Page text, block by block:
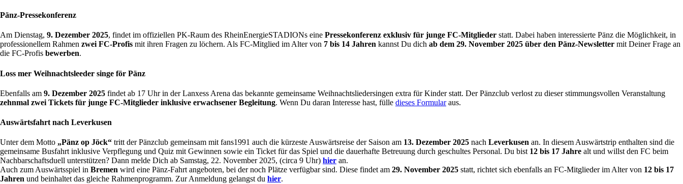
Pänz-Pressekonferenz
Am Dienstag, 9. Dezember 2025, findet im offiziellen PK-Raum des RheinEnergieSTADIONs eine Pressekonferenz exklusiv für junge FC-Mitglieder statt. Dabei haben interessierte Pänz die Möglichkeit, in
professionellem Rahmen zwei FC-Profis mit ihren Fragen zu löchern. Als FC-Mitglied im Alter von 7 bis 14 Jahren kannst Du dich ab dem 29. November 2025 über den Pänz-Newsletter mit Deiner Frage an
die FC-Profis bewerben.
Loss mer Weihnachtsleeder singe för Pänz
Ebenfalls am 9. Dezember 2025 findet ab 17 Uhr in der Lanxess Arena das bekannte gemeinsame Weihnachtsliedersingen extra für Kinder statt. Der Pänzclub verlost zu dieser stimmungsvollen Veranstaltung
zehnmal zwei Tickets für junge FC-Mitglieder inklusive erwachsener Begleitung. Wenn Du daran Interesse hast, fülle dieses Formularaus.
Auswärtsfahrt nach Leverkusen
Unter dem Motto „Pänz op Jöck“ tritt der Pänzclub gemeinsam mit fans1991 auch die kürzeste Auswärtsreise der Saison am 13. Dezember 2025 nach Leverkusen an. In diesem Auswärtstrip enthalten sind die
gemeinsame Busfahrt inklusive Verpflegung und Quiz mit Gewinnen sowie ein Ticket für das Spiel und die dauerhafte Betreuung durch geschultes Personal. Du bist 12 bis 17 Jahre alt und willst den FC beim
Nachbarschaftsduell unterstützen? Dann melde Dich ab Samstag, 22. November 2025, (circa 9 Uhr) hier an.
Auch zum Auswärtsspiel in Bremen wird eine Pänz-Fahrt angeboten, bei der noch Plätze verfügbar sind. Diese findet am 29. November 2025 statt, richtet sich ebenfalls an FC-Mitglieder im Alter von 12 bis 17
Jahren und beinhaltet das gleiche Rahmenprogramm. Zur Anmeldung gelangst du hier.